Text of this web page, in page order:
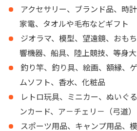
アクセサリー、ブランド品、時
家電、タオルや毛布などギフト
ジオラマ、模型、望遠鏡、おも
響機器、船具、陸上競技、等身
釣り竿、釣り具、絵画、額縁、
ムソフト、香水、化粧品
レトロ玩具、ミニカー、ぬいぐ
ンカード、ア－チェリ－（弓道）
スポーツ用品、キャンプ用品、